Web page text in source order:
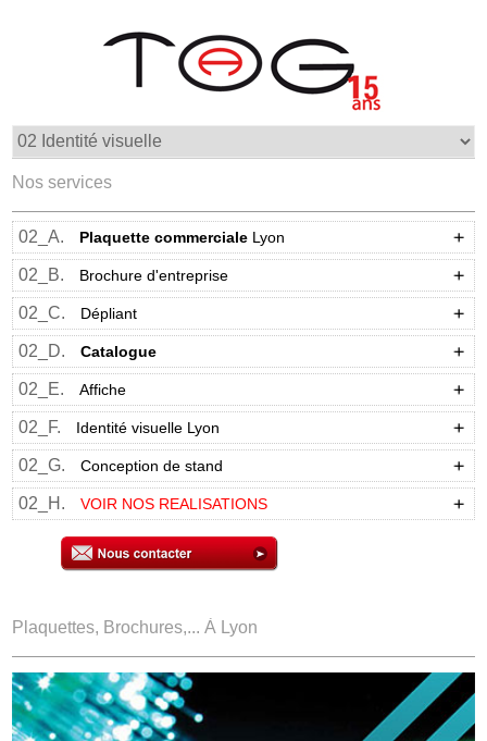
Nos services
02_A. Plaquette commerciale Lyon
02_B. Brochure d'entreprise
02_C. Dépliant
02_D. Catalogue
02_E. Affiche
02_F. Identité visuelle Lyon
02_G. Conception de stand
02_H. VOIR NOS REALISATIONS
Plaquettes, Brochures,... À Lyon